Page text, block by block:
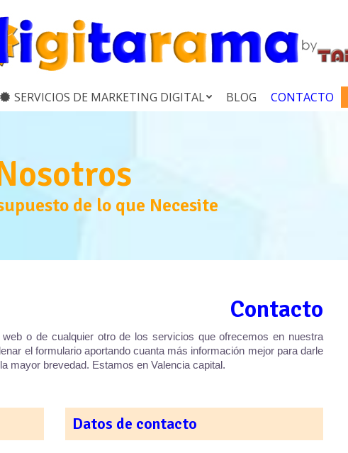
SERVICIOS DE MARKETING DIGITAL BLOG CONTACTO
de lo que Necesite
Contacto
o de cualquier otro de los servicios que ofrecemos en nuestra
el formulario aportando cuanta más información mejor para darle
mayor brevedad. Estamos en Valencia capital.
Datos de contacto